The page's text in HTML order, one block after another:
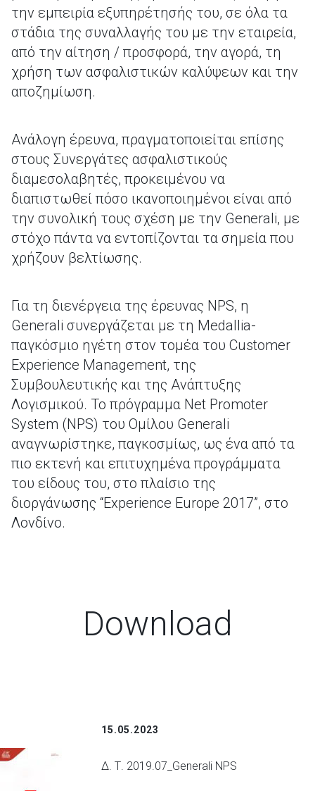
την εμπειρία εξυπηρέτησής του, σε όλα τα
στάδια της συναλλαγής του με την εταιρεία,
από την αίτηση / προσφορά, την αγορά, τη
χρήση των ασφαλιστικών καλύψεων και την
αποζημίωση.
Ανάλογη έρευνα, πραγματοποιείται επίσης
στους Συνεργάτες ασφαλιστικούς
διαμεσολαβητές, προκειμένου να
διαπιστωθεί πόσο ικανοποιημένοι είναι από
την συνολική τους σχέση με την Generali, με
στόχο πάντα να εντοπίζονται τα σημεία που
χρήζουν βελτίωσης.
Για τη διενέργεια της έρευνας NPS, η
Generali συνεργάζεται με τη Medallia-
παγκόσμιο ηγέτη στον τομέα του Customer
Experience Management, της
Συμβουλευτικής και της Ανάπτυξης
Λογισμικού. Το πρόγραμμα Net Promoter
System (NPS) του Ομίλου Generali
αναγνωρίστηκε, παγκοσμίως, ως ένα από τα
πιο εκτενή και επιτυχημένα προγράμματα
του είδους του, στο πλαίσιο της
διοργάνωσης “Experience Europe 2017”, στο
Λονδίνο.
Download
15.05.2023
Δ. Τ. 2019.07_Generali NPS